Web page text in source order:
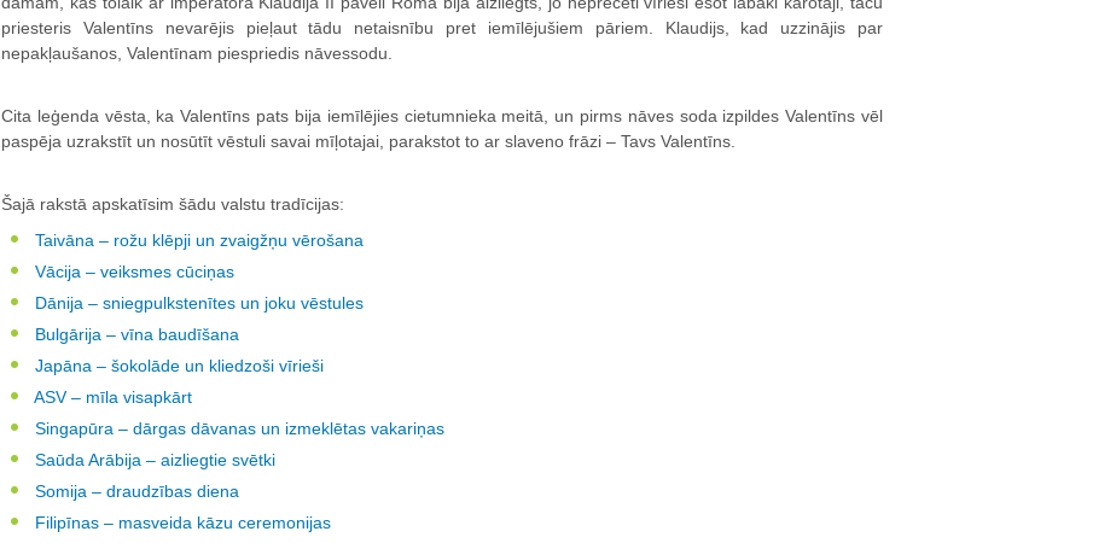
priesteris Valentīns nevarējis pieļaut tādu netaisnību pret iemīlējušiem pāriem. Klaudijs, kad uzzinājis par
nepakļaušanos, Valentīnam piespriedis nāvessodu.
Cita leģenda vēsta, ka Valentīns pats bija iemīlējies cietumnieka meitā, un pirms nāves soda izpildes Valentīns vēl
paspēja uzrakstīt un nosūtīt vēstuli savai mīļotajai, parakstot to ar slaveno frāzi – Tavs Valentīns.
Šajā rakstā apskatīsim šādu valstu tradīcijas:
Taivāna – rožu klēpji un zvaigžņu vērošana
Vācija – veiksmes cūciņas
Dānija – sniegpulkstenītes un joku vēstules
Bulgārija – vīna baudīšana
Japāna – šokolāde un kliedzoši vīrieši
ASV – mīla visapkārt
Singapūra – dārgas dāvanas un izmeklētas vakariņas
Saūda Arābija – aizliegtie svētki
Somija – draudzības diena
Filipīnas – masveida kāzu ceremonijas